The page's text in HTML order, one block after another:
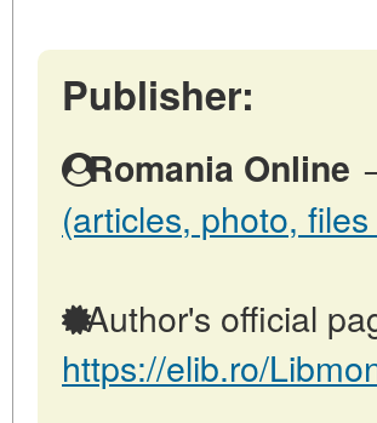
Publisher:
Romania Online
(articles, photo,
Author's official
https://elib.ro/